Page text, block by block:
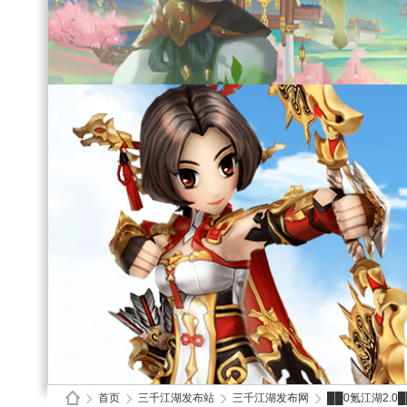
首页 三千江湖发布站 三千江湖发布网 ██0氪江湖